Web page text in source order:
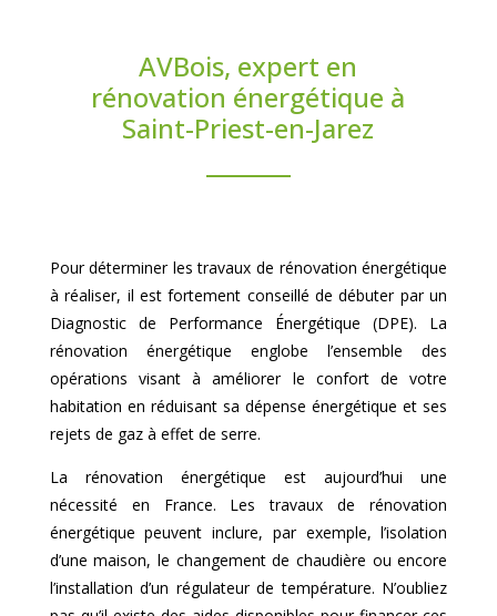
AVBois, expert en
rénovation énergétique à
Saint-Priest-en-Jarez
Pour déterminer les travaux de rénovation énergétique
à réaliser, il est fortement conseillé de débuter par un
Diagnostic de Performance Énergétique (DPE). La
rénovation énergétique englobe l’ensemble des
opérations visant à améliorer le confort de votre
habitation en réduisant sa dépense énergétique et ses
rejets de gaz à effet de serre.
La rénovation énergétique est aujourd’hui une
nécessité en France. Les travaux de rénovation
énergétique peuvent inclure, par exemple, l’isolation
d’une maison, le changement de chaudière ou encore
l’installation d’un régulateur de température. N’oubliez